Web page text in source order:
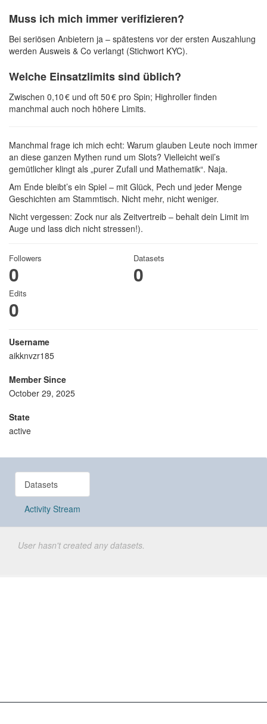
Muss ich mich immer verifizieren?
Bei seriösen Anbietern ja – spätestens vor der ersten Auszahlung
werden Ausweis & Co verlangt (Stichwort KYC).
Welche Einsatzlimits sind üblich?
Zwischen 0,10 € und oft 50 € pro Spin; Highroller finden
manchmal auch noch höhere Limits.
Manchmal frage ich mich echt: Warum glauben Leute noch immer
an diese ganzen Mythen rund um Slots? Vielleicht weil’s
gemütlicher klingt als „purer Zufall und Mathematik“. Naja.
Am Ende bleibt’s ein Spiel – mit Glück, Pech und jeder Menge
Geschichten am Stammtisch. Nicht mehr, nicht weniger.
Nicht vergessen: Zock nur als Zeitvertreib – behalt dein Limit im
Auge und lass dich nicht stressen!).
Followers
0
Datasets
0
Edits
0
Username
aikknvzr185
Member Since
October 29, 2025
State
active
Datasets
Activity Stream
User hasn't created any datasets.